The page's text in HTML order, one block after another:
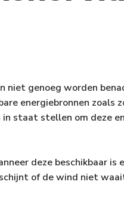
niet genoeg worden
energiebronnen zoals
staat stellen om deze
deze beschikbaar is
of de wind niet